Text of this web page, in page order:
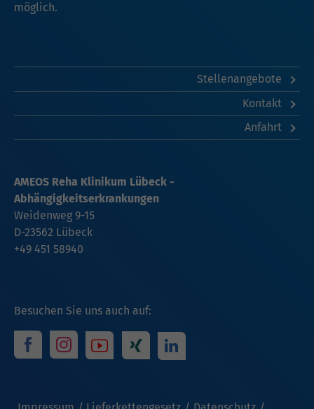
möglich.
Stellenangebote
Kontakt
Anfahrt
Besuchen Sie uns auch auf:
AMEOS Reha Klinikum Lübeck -
Abhängigkeitserkrankungen
Weidenweg 9-15
D-23562 Lübeck
+49 451 58940